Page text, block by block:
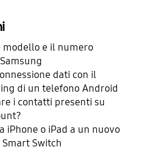
modello e il numero
dati con il
di un telefono Android
i contatti presenti su
iPhone o iPad a un nuovo
Switch